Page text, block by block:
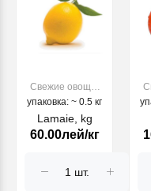
Свежие овощи,
фрукты
упаковка: ~ 0.5 кг
Lamaie, kg
60.00лей/кг